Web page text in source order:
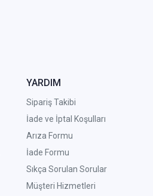
YARDIM
Sipariş Takibi
İade ve İptal Koşulları
Arıza Formu
İade Formu
Sıkça Sorulan Sorular
Müşteri Hizmetleri